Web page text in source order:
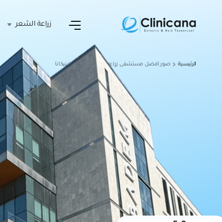
زراعة الشعر
الرئيسية صور افضل مستشفى زراعه شعر في تركيا كلينيكانا